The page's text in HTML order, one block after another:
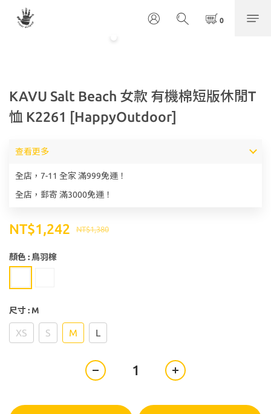
KAVU Salt Beach 女款 有機棉短版休閒T
恤 K2261 [HappyOutdoor]
全店，7-11 全家 滿999免運！
全店，郵寄 滿3000免運！
查看更多
NT$1,380
NT$1,242
顏色: 鳥羽棕
尺寸: M
XS S M L